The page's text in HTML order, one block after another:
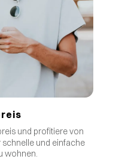
und profitiere von
schnelle und einfache
wohnen.